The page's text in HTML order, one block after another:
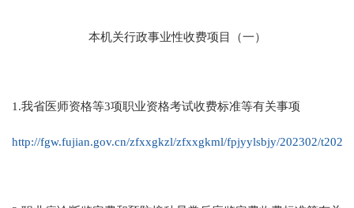
本机关行政事业性收费项目（一）
1.我省医师资格等3项职业资格考试收费标准等有关事项
http://fgw.fujian.gov.cn/zfxxgkzl/zfxxgkml/fpjyylsbjy/202302/